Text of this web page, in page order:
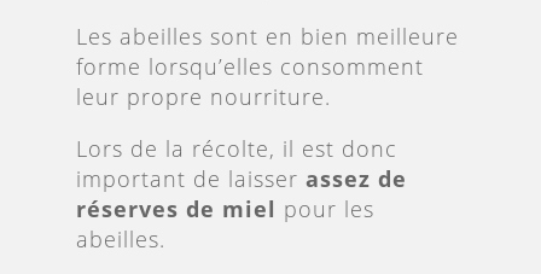
Les abeilles sont en bien meilleure
forme lorsqu’elles consomment
leur propre nourriture.
Lors de la récolte, il est donc
important de laisser assez de
réserves de miel pour les
abeilles.